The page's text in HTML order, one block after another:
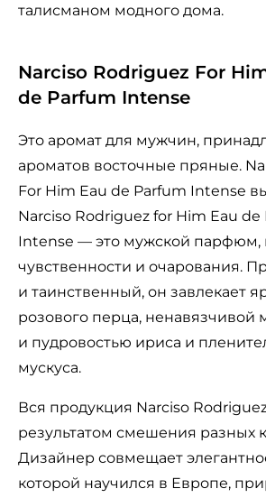
талисманом модного дома.
Narciso Rodriguez For
de Parfum Intense
Это аромат для мужчин,
ароматов восточные пряные.
For Him Eau de Parfum Intense
Narciso Rodriguez for Him Eau de
Intense — это мужской парфюм,
чувственности и очарования.
и таинственный, он завлекает
розового перца, ненавязчивой
и пудровостью ириса и
мускуса.
Вся продукция Narciso
результатом смешения разных
Дизайнер совмещает
которой научился в Европе,